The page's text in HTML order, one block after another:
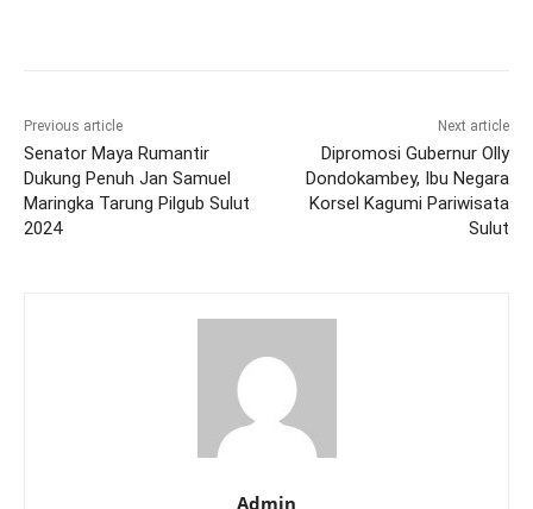
Previous article
Senator Maya Rumantir
Dukung Penuh Jan Samuel
Maringka Tarung Pilgub Sulut
2024
Next article
Dipromosi Gubernur Olly
Dondokambey, Ibu Negara
Korsel Kagumi Pariwisata
Sulut
Admin